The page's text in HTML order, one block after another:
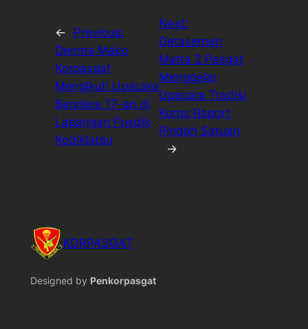
←
Previous:
Denma Mako
Korpasgat
Mengikuti Upacara
Bendera 17-an di
Lapangan Pusdik
Kodiklatau
Next:
Detasemen
Matra 2 Pasgat
Menggelar
Upacara Tradisi
Korps Raport
Pindah Satuan
→
KORPASGAT
Designed by Penkorpasgat